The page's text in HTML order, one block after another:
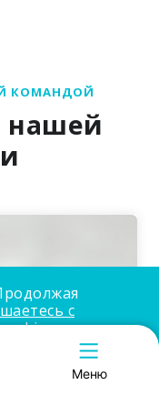
КОМАНДОЙ
нашей
с
.
Меню